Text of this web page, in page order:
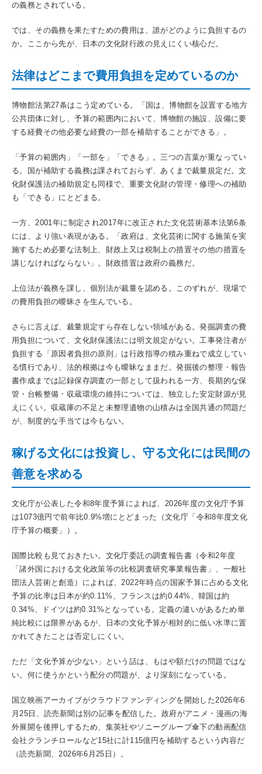
の義務とされている。
では、その義務を果たすための費用は、誰がどのように負担するの
か。ここから先が、日本の文化財行政の見えにくい核心だ。
法律はどこまで費用負担を定めているのか
博物館法第27条はこう定めている。「国は、博物館を設置する地方
公共団体に対し、予算の範囲内において、博物館の施設、設備に要
する経費その他必要な経費の一部を補助することができる」。
「予算の範囲内」「一部を」「できる」。三つの言葉が重なってい
る。国が補助する義務は課されておらず、あくまで裁量規定だ。文
化財保護法の補助規定も同様で、重要文化財の管理・修理への補助
も「できる」にとどまる。
一方、2001年に制定され2017年に改正された文化芸術基本法第6条
には、より強い表現がある。「政府は、文化芸術に関する施策を実
施するため必要な法制上、財政上又は税制上の措置その他の措置を
講じなければならない」。財政措置は政府の義務だ。
上位法が義務を課し、個別法が裁量を認める。このずれが、現場で
の費用負担の曖昧さを生んでいる。
さらに言えば、裁量規定すら存在しない領域がある。発掘調査の費
用負担について、文化財保護法には明文規定がない。工事発注者が
負担する「原因者負担の原則」は行政指導の積み重ねで成立してい
る慣行であり、法的根拠は今も曖昧なままだ。発掘後の整理・報告
書作成までは記録保存調査の一部として扱われる一方、長期的な保
管・台帳整備・収蔵環境の維持については、独立した安定財源が見
えにくい。収蔵庫の不足と未整理遺物の山積みは全国共通の問題だ
が、制度的な手当ては今もない。
稼げる文化には投資し、守る文化には民間の
善意を求める
文化庁が公表した令和8年度予算によれば、2026年度の文化庁予算
は1073億円で前年比0.9%増にとどまった（文化庁「令和8年度文化
庁予算の概要」）。
国際比較も見ておきたい。文化庁委託の調査報告書（令和2年度
「諸外国における文化政策等の比較調査研究事業報告書」、一般社
団法人芸術と創造）によれば、2022年時点の国家予算に占める文化
予算の比率は日本が約0.11%、フランスは約0.44%、韓国は約
0.34%、ドイツは約0.31%となっている。定義の違いがあるため単
純比較には限界があるが、日本の文化予算が相対的に低い水準に置
かれてきたことは否定しにくい。
ただ「文化予算が少ない」という話は、もはや額だけの問題ではな
い。何に使うかという配分の問題が、より深刻になっている。
国立映画アーカイブがクラウドファンディングを開始した2026年6
月25日、読売新聞は別の記事を配信した。政府がアニメ・漫画の海
外展開を後押しするため、集英社やソニーグループ傘下の動画配信
会社クランチロールなど15社に計115億円を補助するという内容だ
（読売新聞、2026年6月25日）。